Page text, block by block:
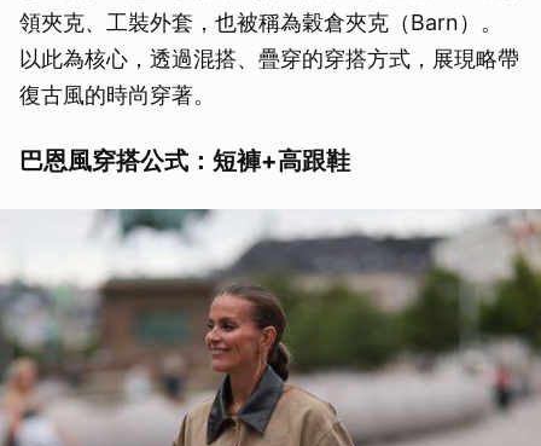
領夾克、工裝外套，也被稱為穀倉夾克（Barn）。
以此為核心，透過混搭、疊穿的穿搭方式，展現略帶
復古風的時尚穿著。
巴恩風穿搭公式：短褲+高跟鞋